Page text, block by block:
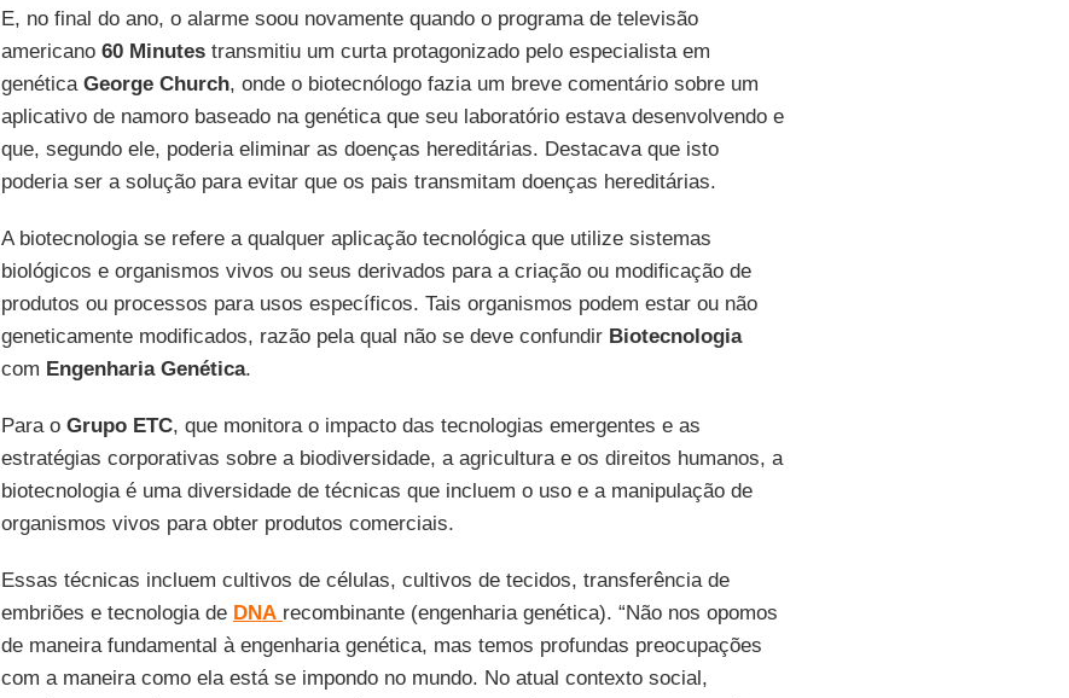
E, no final do ano, o alarme soou novamente quando o programa de televisão
americano 60 Minutestransmitiu um curta protagonizado pelo especialista em
genética George Church, onde o biotecnólogo fazia um breve comentário sobre um
aplicativo de namoro baseado na genética que seu laboratório estava desenvolvendo e
que, segundo ele, poderia eliminar as doenças hereditárias. Destacava que isto
poderia ser a solução para evitar que os pais transmitam doenças hereditárias.
A biotecnologia se refere a qualquer aplicação tecnológica que utilize sistemas
biológicos e organismos vivos ou seus derivados para a criação ou modificação de
produtos ou processos para usos específicos. Tais organismos podem estar ou não
geneticamente modificados, razão pela qual não se deve confundir Biotecnologia
com Engenharia Genética.
Para o Grupo ETC, que monitora o impacto das tecnologias emergentes e as
estratégias corporativas sobre a biodiversidade, a agricultura e os direitos humanos, a
biotecnologia é uma diversidade de técnicas que incluem o uso e a manipulação de
organismos vivos para obter produtos comerciais.
Essas técnicas incluem cultivos de células, cultivos de tecidos, transferência de
embriões e tecnologia de DNA recombinante (engenharia genética). “Não nos opomos
de maneira fundamental à engenharia genética, mas temos profundas preocupações
com a maneira como ela está se impondo no mundo. No atual contexto social,